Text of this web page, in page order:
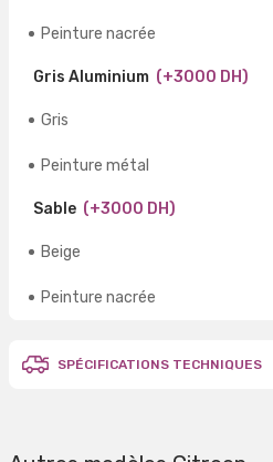
Peinture nacrée
Gris Aluminium (+3000 DH)
Gris
Peinture métal
Sable (+3000 DH)
Beige
Peinture nacrée
SPÉCIFICATIONS TECHNIQUES